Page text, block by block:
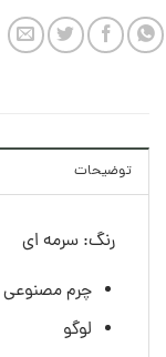
توضیحات
رنگ: سرمه ای
چرم مصنوعی
لوگو